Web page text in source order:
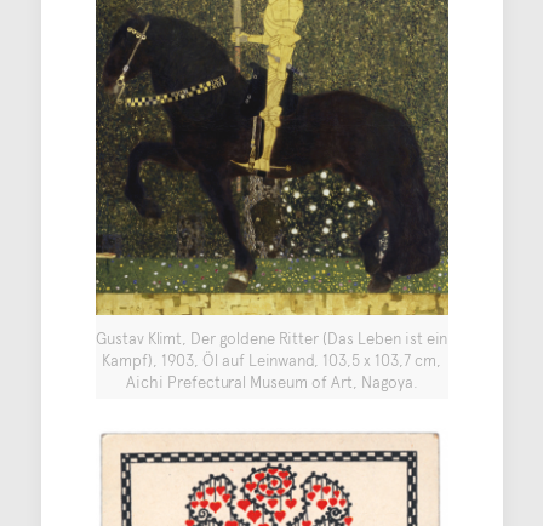
Gustav Klimt, Der goldene Ritter (Das Leben ist ein
Kampf), 1903, Öl auf Leinwand, 103,5 x 103,7 cm,
Aichi Prefectural Museum of Art, Nagoya.